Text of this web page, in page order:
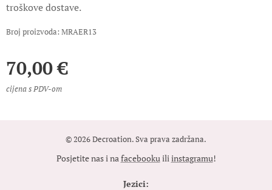
troškove dostave.
Broj proizvoda: MRAER13
70,00€
cijena s PDV-om
© 2026 Decroation. Sva prava zadržana.
Posjetite nas i nafacebookuiliinstagramu!
Jezici